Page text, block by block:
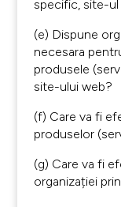
specific, site-ul
(e) Dispune
necesara
produsele
site-ului web?
(f) Care va fi
produselor
(g) Care va fi
organizației